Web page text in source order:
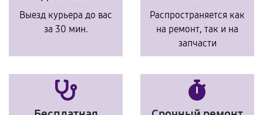
Выезд курьера до вас
за 30 мин.
Распространяется как
на ремонт, так и на
запчасти